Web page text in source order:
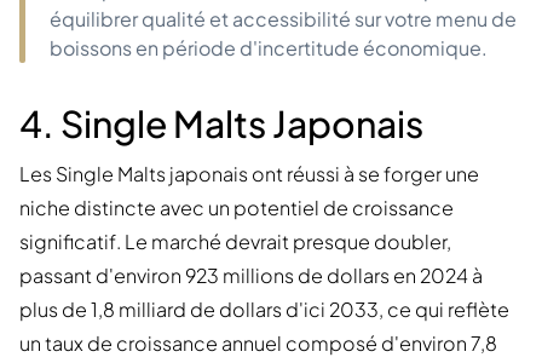
équilibrer qualité et accessibilité sur votre menu de
boissons en période d'incertitude économique.
4. Single Malts Japonais
Les Single Malts japonais ont réussi à se forger une
niche distincte avec un potentiel de croissance
significatif. Le marché devrait presque doubler,
passant d'environ 923 millions de dollars en 2024 à
plus de 1,8 milliard de dollars d'ici 2033, ce qui reflète
un taux de croissance annuel composé d'environ 7,8